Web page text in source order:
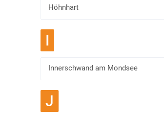
Höhnhart
I
Innerschwand am Mondsee
J